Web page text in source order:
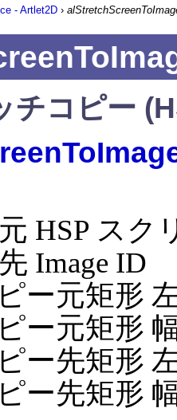
- Artlet2D ›
チコピー
: コピー先矩